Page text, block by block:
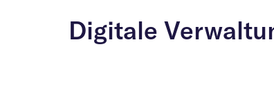
Digitale